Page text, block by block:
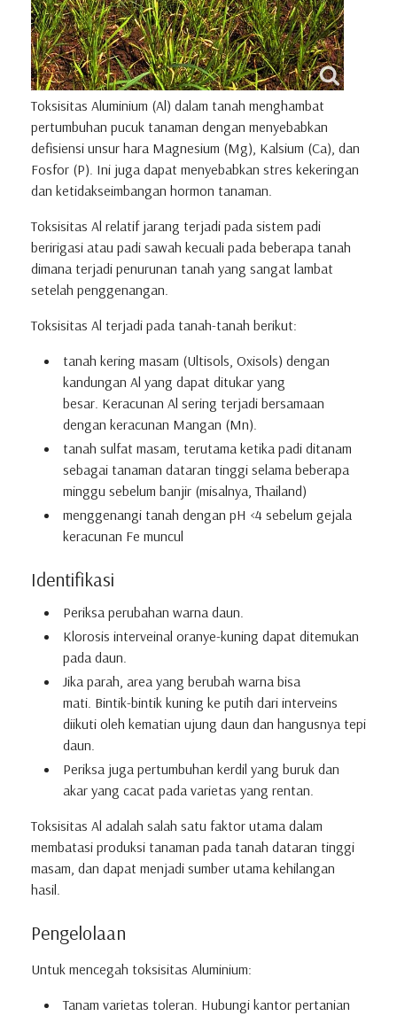
Toksisitas Aluminium (Al) dalam tanah menghambat
pertumbuhan pucuk tanaman dengan menyebabkan
defisiensi unsur hara Magnesium (Mg), Kalsium (Ca), dan
Fosfor (P). Ini juga dapat menyebabkan stres kekeringan
dan ketidakseimbangan hormon tanaman.
Toksisitas Al relatif jarang terjadi pada sistem padi
beririgasi atau padi sawah kecuali pada beberapa tanah
dimana terjadi penurunan tanah yang sangat lambat
setelah penggenangan.
Toksisitas Al terjadi pada tanah-tanah berikut:
tanah kering masam (Ultisols, Oxisols) dengan
kandungan Al yang dapat ditukar yang
besar. Keracunan Al sering terjadi bersamaan
dengan keracunan Mangan (Mn).
tanah sulfat masam, terutama ketika padi ditanam
sebagai tanaman dataran tinggi selama beberapa
minggu sebelum banjir (misalnya, Thailand)
menggenangi tanah dengan pH <4 sebelum gejala
keracunan Fe muncul
Identifikasi
Periksa perubahan warna daun.
Klorosis interveinal oranye-kuning dapat ditemukan
pada daun.
Jika parah, area yang berubah warna bisa
mati. Bintik-bintik kuning ke putih dari interveins
diikuti oleh kematian ujung daun dan hangusnya tepi
daun.
Periksa juga pertumbuhan kerdil yang buruk dan
akar yang cacat pada varietas yang rentan.
Toksisitas Al adalah salah satu faktor utama dalam
membatasi produksi tanaman pada tanah dataran tinggi
masam, dan dapat menjadi sumber utama kehilangan
hasil.
Pengelolaan
Untuk mencegah toksisitas Aluminium:
Tanam varietas toleran. Hubungi kantor pertanian